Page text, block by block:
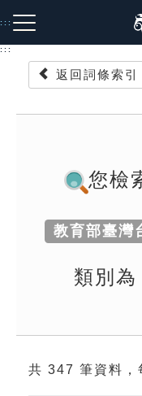
到
主
:::
生字詞彙表
成語故事
索引選單
:::
返回詞條索引
您檢
教育部臺灣
類別為
共 347 筆資料，